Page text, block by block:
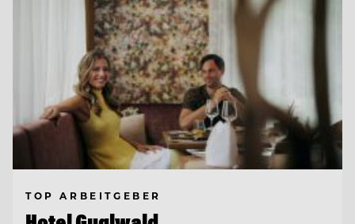
TOP ARBEITGEBER